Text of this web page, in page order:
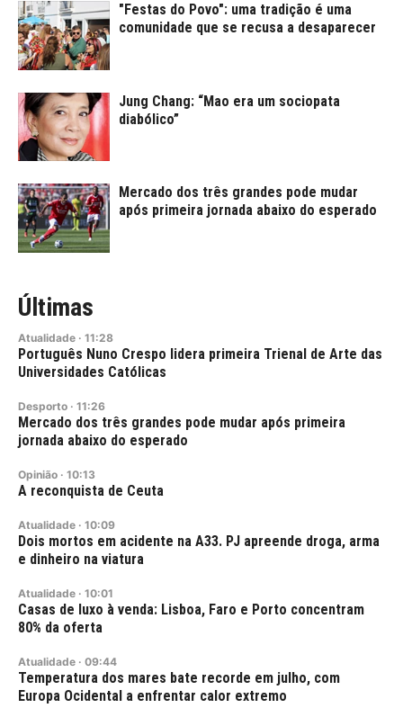
"Festas do Povo": uma tradição é uma
comunidade que se recusa a desaparecer
Jung Chang: “Mao era um sociopata
diabólico”
Mercado dos três grandes pode mudar
após primeira jornada abaixo do esperado
Últimas
Atualidade · 11:28
Português Nuno Crespo lidera primeira Trienal de Arte das
Universidades Católicas
Desporto · 11:26
Mercado dos três grandes pode mudar após primeira
jornada abaixo do esperado
Opinião · 10:13
A reconquista de Ceuta
Atualidade · 10:09
Dois mortos em acidente na A33. PJ apreende droga, arma
e dinheiro na viatura
Atualidade · 10:01
Casas de luxo à venda: Lisboa, Faro e Porto concentram
80% da oferta
Atualidade · 09:44
Temperatura dos mares bate recorde em julho, com
Europa Ocidental a enfrentar calor extremo